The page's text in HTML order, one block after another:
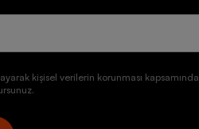
kişisel verilerin korunması kapsamında